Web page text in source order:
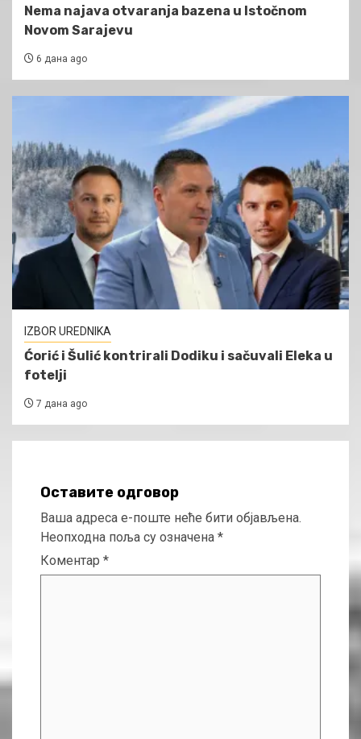
Nema najava otvaranja bazena u Istočnom
Novom Sarajevu
6 дана ago
IZBOR UREDNIKA
Ćorić i Šulić kontrirali Dodiku i sačuvali Eleka u
fotelji
7 дана ago
Оставите одговор
Ваша адреса е-поште неће бити објављена.
Неопходна поља су означена *
Коментар *